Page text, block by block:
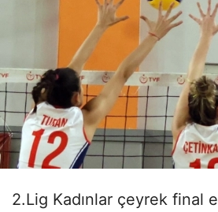
2.Lig Kadınlar çeyrek final